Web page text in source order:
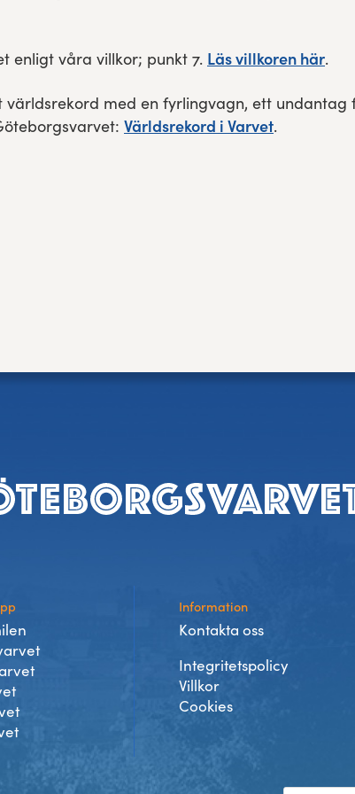
enligt våra villkor; punkt 7. Läs villkoren här.
världsrekord med en fyrlingvagn, ett undantag
Världsrekord i Varvet.
Information
Kontakta oss
Integritetspolicy
Villkor
Cookies